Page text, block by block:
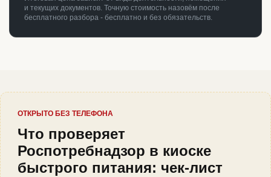
и текущих документов. Точную стоимость назовём после
бесплатного разбора - бесплатно и без обязательств.
ОТКРЫТО БЕЗ ТЕЛЕФОНА
Что проверяет
Роспотребнадзор в киоске
быстрого питания: чек-лист